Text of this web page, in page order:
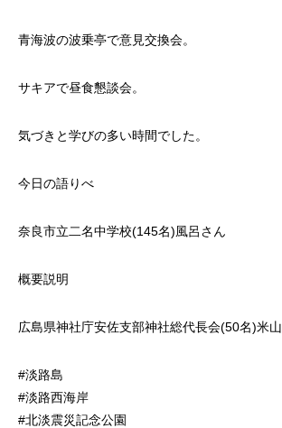
青海波の波乗亭で意見交換会。
サキアで昼食懇談会。
気づきと学びの多い時間でした。
今日の語りべ
奈良市立二名中学校(145名)風呂さん
概要説明
広島県神社庁安佐支部神社総代長会(50名)米山
#淡路島
#淡路西海岸
#北淡震災記念公園